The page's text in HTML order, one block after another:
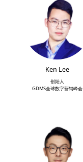
Ken Lee
创始人
GDMS全球数字营销峰会